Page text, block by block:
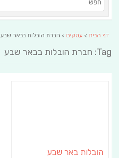
דף הבית > עסקים > חברת הובלות בבאר שבע
Tag: חברת הובלות בבאר שבע
הובלות באר שבע